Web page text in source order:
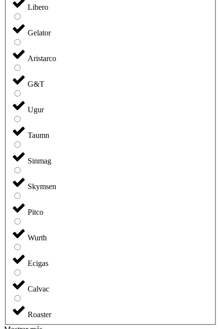
Libero
Gelator
Aristarco
G&T
Ugur
Taumn
Sinmag
Skymsen
Pitco
Wurth
Ecigas
Calvac
Roaster